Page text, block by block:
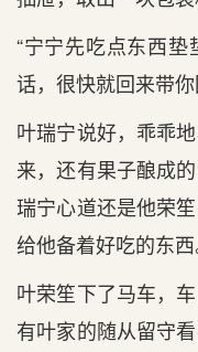
“宁宁先吃点东西
话，很快就回来带你
叶瑞宁说好，乖乖
来，还有果子酿成
瑞宁心道还是他荣
给他备着好吃的东西
叶荣笙下了马车，
有叶家的随从留守